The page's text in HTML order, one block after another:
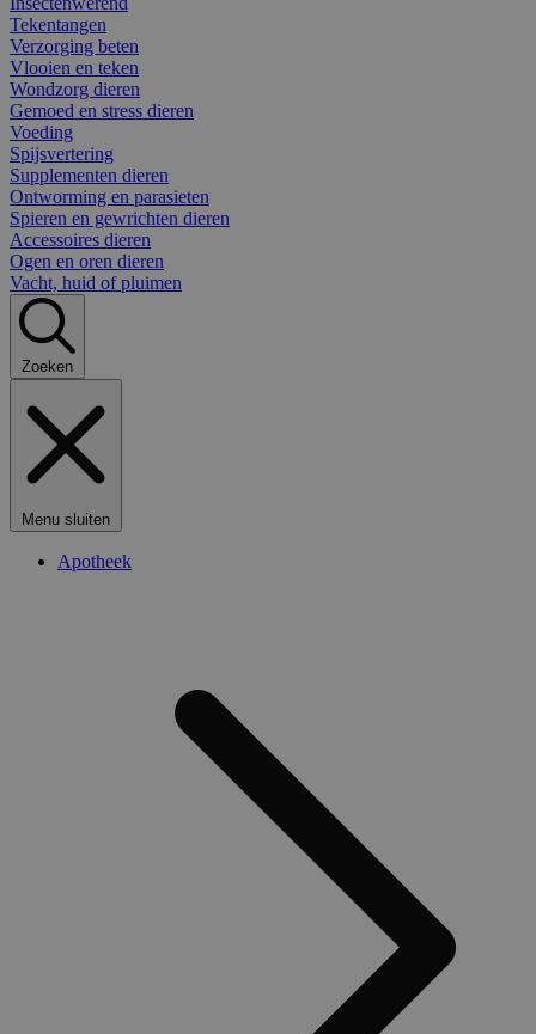
Tekentangen
Verzorging beten
Vlooien en teken
Wondzorg dieren
Gemoed en stress dieren
Voeding
Spijsvertering
Supplementen dieren
Ontworming en parasieten
Spieren en gewrichten dieren
Accessoires dieren
Ogen en oren dieren
Vacht, huid of pluimen
Zoeken
Menu sluiten
Apotheek